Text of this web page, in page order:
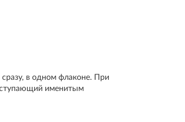
в одном флаконе. При
именитым